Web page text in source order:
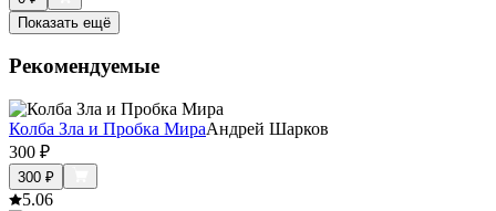
Показать ещё
Рекомендуемые
Колба Зла и Пробка МираАндрей Шарков
300 ₽
300 ₽
5.06